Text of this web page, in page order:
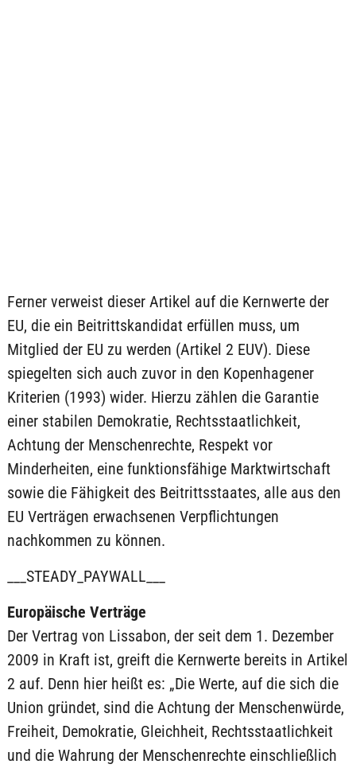
Ferner verweist dieser Artikel auf die Kernwerte der
EU, die ein Beitrittskandidat erfüllen muss, um
Mitglied der EU zu werden (Artikel 2 EUV). Diese
spiegelten sich auch zuvor in den Kopenhagener
Kriterien (1993) wider. Hierzu zählen die Garantie
einer stabilen Demokratie, Rechtsstaatlichkeit,
Achtung der Menschenrechte, Respekt vor
Minderheiten, eine funktionsfähige Marktwirtschaft
sowie die Fähigkeit des Beitrittsstaates, alle aus den
EU Verträgen erwachsenen Verpflichtungen
nachkommen zu können.
___STEADY_PAYWALL___
Europäische Verträge
Der Vertrag von Lissabon, der seit dem 1. Dezember
2009 in Kraft ist, greift die Kernwerte bereits in Artikel
2 auf. Denn hier heißt es: „Die Werte, auf die sich die
Union gründet, sind die Achtung der Menschenwürde,
Freiheit, Demokratie, Gleichheit, Rechtsstaatlichkeit
und die Wahrung der Menschenrechte einschließlich